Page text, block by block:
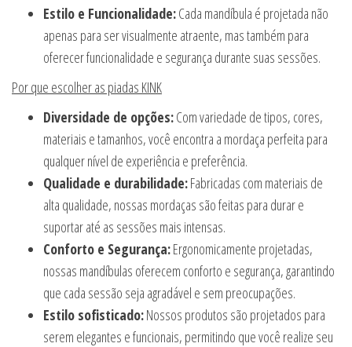
Estilo e Funcionalidade:Cada mandíbula é projetada não
apenas para ser visualmente atraente, mas também para
oferecer funcionalidade e segurança durante suas sessões.
Por que escolher as piadas KINK
Diversidade de opções:Com variedade de tipos, cores,
materiais e tamanhos, você encontra a mordaça perfeita para
qualquer nível de experiência e preferência.
Qualidade e durabilidade:Fabricadas com materiais de
alta qualidade, nossas mordaças são feitas para durar e
suportar até as sessões mais intensas.
Conforto e Segurança:Ergonomicamente projetadas,
nossas mandíbulas oferecem conforto e segurança, garantindo
que cada sessão seja agradável e sem preocupações.
Estilo sofisticado:Nossos produtos são projetados para
serem elegantes e funcionais, permitindo que você realize seu